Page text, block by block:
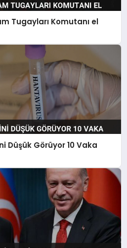
Tugayları Komutanı el
Düşük Görüyor 10 Vaka